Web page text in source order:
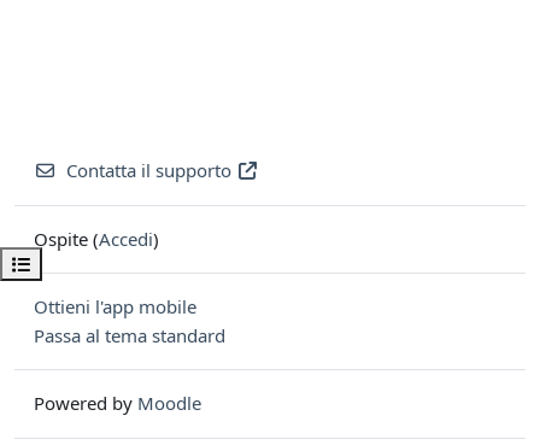
Apri indice del corso
Contatta il supporto
Ospite (Accedi)
Ottieni l'app mobile
Passa al tema standard
Powered by Moodle